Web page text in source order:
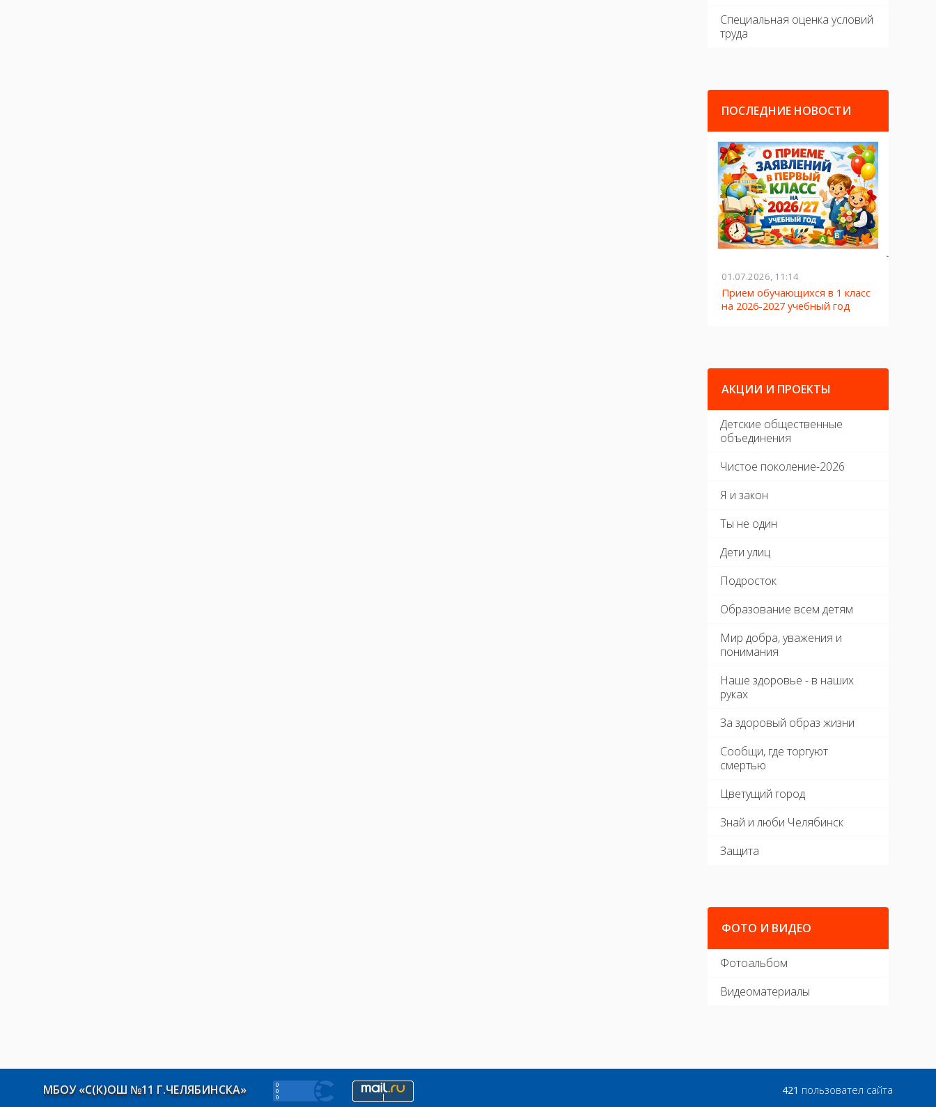
Специальная оценка условий
труда
ПОСЛЕДНИЕ НОВОСТИ
01.07.2026, 11:14
Прием обучающихся в 1 класс
на 2026-2027 учебный год
АКЦИИ И ПРОЕКТЫ
Детские общественные
объединения
Чистое поколение-2026
Я и закон
Ты не один
Дети улиц
Подросток
Образование всем детям
Мир добра, уважения и
понимания
Наше здоровье - в наших
руках
За здоровый образ жизни
Сообщи, где торгуют
смертью
Цветущий город
Знай и люби Челябинск
Защита
ФОТО И ВИДЕО
Фотоальбом
Видеоматериалы
МБОУ «С(К)ОШ №11 Г.ЧЕЛЯБИНСКА» 421 пользовател сайта